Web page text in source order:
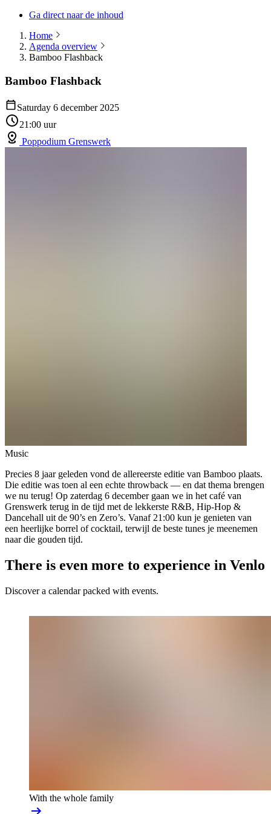
Ga direct naar de inhoud
Home
Agenda overview
Bamboo Flashback
Bamboo Flashback
Saturday 6 december 2025
21:00 uur
Poppodium Grenswerk
Music
Precies 8 jaar geleden vond de allereerste editie van Bamboo plaats.
Die editie was toen al een echte throwback — en dat thema brengen
we nu terug! Op zaterdag 6 december gaan we in het café van
Grenswerk terug in de tijd met de lekkerste R&B, Hip-Hop &
Dancehall uit de 90’s en Zero’s. Vanaf 21:00 kun je genieten van
een heerlijke borrel of cocktail, terwijl de beste tunes je meenemen
naar die gouden tijd.
There is even more to experience in Venlo
Discover a calendar packed with events.
With the whole family